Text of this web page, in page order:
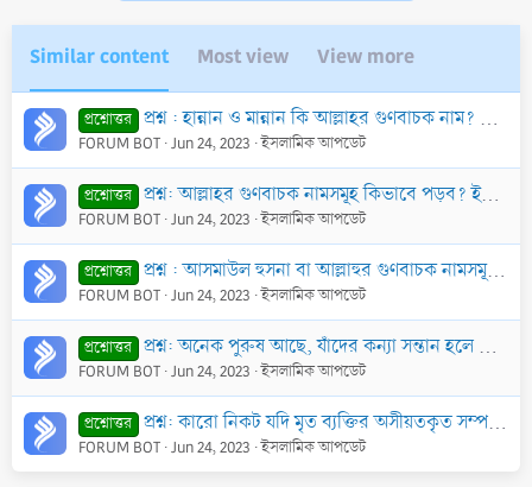
Similar content Most view View more
প্রশ্নোত্তর প্রশ্ন : হান্নান ও মান্নান কি আল্লাহর গুণবাচক নাম? আল্লাহ নামটিও কি গুণবাচক নামসমূহের অন্তর্ভুক্ত?
FORUM BOT Jun 24, 2023 ইসলামিক আপডেট
প্রশ্নোত্তর প্রশ্ন: আল্লাহর গুণবাচক নামসমূহ কিভাবে পড়ব? ইয়া আল্লাহ, ইয়া রহমান এভাবে, নাকি আল্লাহ, আর রহমান এভাবে? জানিয়ে বাধিত করবেন।
FORUM BOT Jun 24, 2023 ইসলামিক আপডেট
প্রশ্নোত্তর প্রশ্ন : আসমাউল হুসনা বা আল্লাহুর গুণবাচক নামসমূহ মুখস্থ করা কি আবশ্যিক?
FORUM BOT Jun 24, 2023 ইসলামিক আপডেট
প্রশ্নোত্তর প্রশ্ন: অনেক পুরুষ আছে, যাঁদের কন্যা সন্তান হলে স্ত্রীকে দোষ দেয়, তাকে ঘৃণা করতে শুরু করে। আর দ্বিতীয় ও তৃতীয় হলে তো রেহাই নেই। এমন পুরুষদের ব্যাপারে
FORUM BOT Jun 24, 2023 ইসলামিক আপডেট
প্রশ্নোত্তর প্রশ্ন: কারো নিকট যদি মৃত ব্যক্তির অসীয়তকৃত সম্পদের এক তৃতীয়াংশ থাকে এবং ইয়াতীমের কিছু সম্পদ থাকে, তাতে কি যাকাত দিতে হবে?
FORUM BOT Jun 24, 2023 ইসলামিক আপডেট